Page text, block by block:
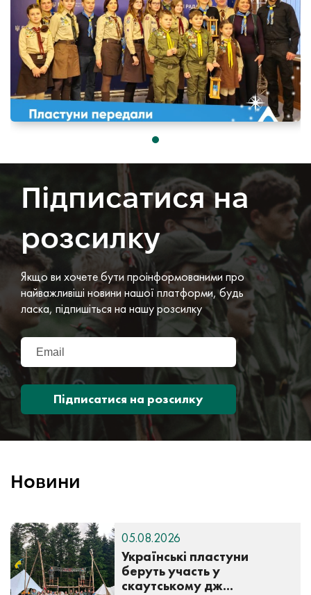
Підписатися на
розсилку
Якщо ви хочете бути проінформованими про
найважливіші новини нашої платформи, будь
ласка, підпишіться на нашу розсилку
Підписатися на розсилку
Новини
Українські пластуни
беруть участь у
скаутському дж...
05.08.2026